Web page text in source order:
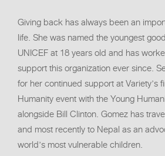
Giving back has always been an
life. She was named the youngest
UNICEF at 18 years old and has
support this organization ever since.
for her continued support at Variety’s
Humanity event with the Young
alongside Bill Clinton. Gomez has
and most recently to Nepal as an
world’s most vulnerable children.